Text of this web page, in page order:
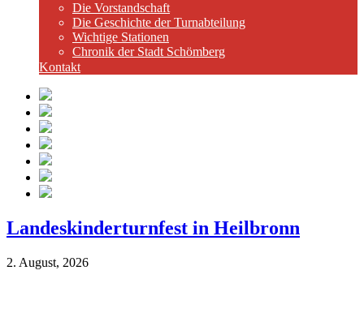
Die Vorstandschaft
Die Geschichte der Turnabteilung
Wichtige Stationen
Chronik der Stadt Schömberg
Kontakt
Landeskinderturnfest in Heilbronn
2. August, 2026